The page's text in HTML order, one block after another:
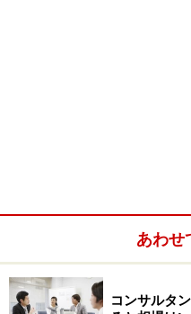
るかのような幻想」
「CDIというファームは
じゃない」
あわせ
コンサルタ